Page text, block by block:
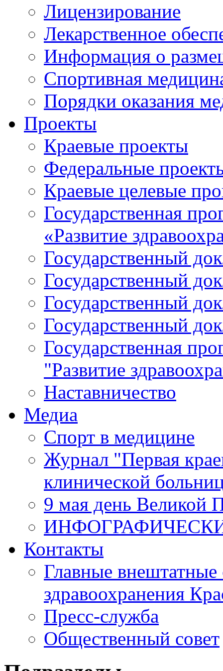
Лицензирование
Лекарственное
Информация о
Спортивная
Порядки оказания
Проекты
Краевые проекты
Федеральные
Краевые целевые
Государственная
«Развитие
Государственный
Государственный
Государственный
Государственный
Государственная
"Развитие
Наставничество
Медиа
Спорт в медицине
Журнал "Первая
клинической
9 мая день Великой
Контакты
Главные внештатные
здравоохранения
Пресс-служба
Общественный совет